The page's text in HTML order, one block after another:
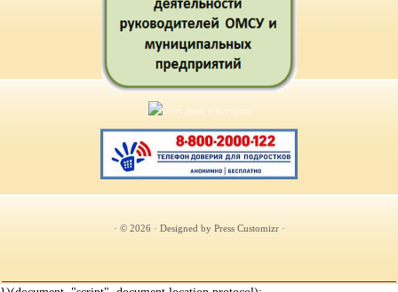
· © 2026 · Designed by Press Customizr·